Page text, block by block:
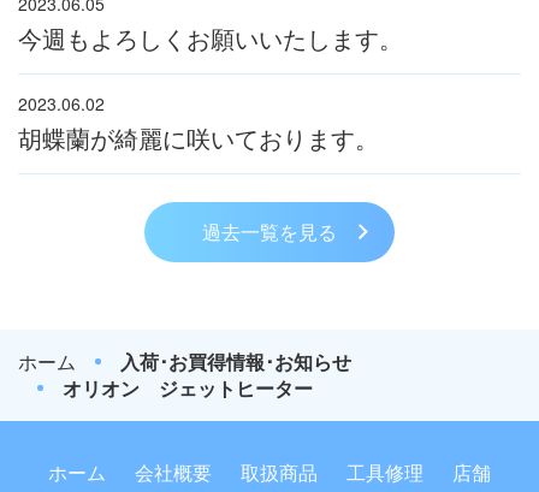
今週もよろしくお願いいたします。
2023.06.02
胡蝶蘭が綺麗に咲いております。
過去一覧を見る
ホーム
入荷･お買得情報･お知らせ
オリオン ジェットヒーター
ホーム 会社概要 取扱商品 工具修理
店舗